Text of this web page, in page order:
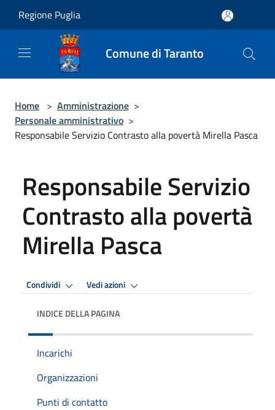
Regione Puglia
Comune di Taranto
Home > Amministrazione >
Personale amministrativo >
Responsabile Servizio Contrasto alla povertà Mirella Pasca
Responsabile Servizio
Contrasto alla povertà
Mirella Pasca
Condividi Vedi azioni
INDICE DELLA PAGINA
Incarichi
Organizzazioni
Punti di contatto